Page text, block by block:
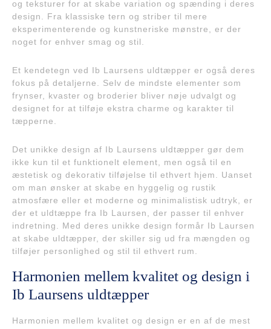
og teksturer for at skabe variation og spænding i deres
design. Fra klassiske tern og striber til mere
eksperimenterende og kunstneriske mønstre, er der
noget for enhver smag og stil.
Et kendetegn ved Ib Laursens uldtæpper er også deres
fokus på detaljerne. Selv de mindste elementer som
frynser, kvaster og broderier bliver nøje udvalgt og
designet for at tilføje ekstra charme og karakter til
tæpperne.
Det unikke design af Ib Laursens uldtæpper gør dem
ikke kun til et funktionelt element, men også til en
æstetisk og dekorativ tilføjelse til ethvert hjem. Uanset
om man ønsker at skabe en hyggelig og rustik
atmosfære eller et moderne og minimalistisk udtryk, er
der et uldtæppe fra Ib Laursen, der passer til enhver
indretning. Med deres unikke design formår Ib Laursen
at skabe uldtæpper, der skiller sig ud fra mængden og
tilføjer personlighed og stil til ethvert rum.
Harmonien mellem kvalitet og design i
Ib Laursens uldtæpper
Harmonien mellem kvalitet og design er en af de mest